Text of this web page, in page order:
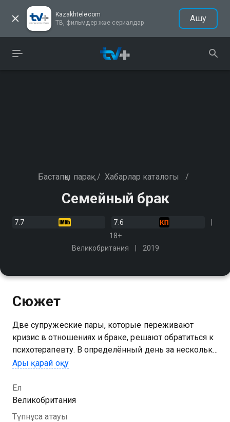
Kazakhtelecom
ТВ, фильмдер және сериалдар
Ашу
Бастапқы парақ / Хабарлар каталогы /
Семейный брак
7.7
7.6
18+
Великобритания
2019
Сюжет
Две супружеские пары, которые переживают
кризис в отношениях и браке, решают обратиться к
психотерапевту. В определённый день за несколько
минут до начала сеанса супруги встречаются в кафе
Ары қарай оқу
Ел
Великобритания
Түпнұсқа атауы